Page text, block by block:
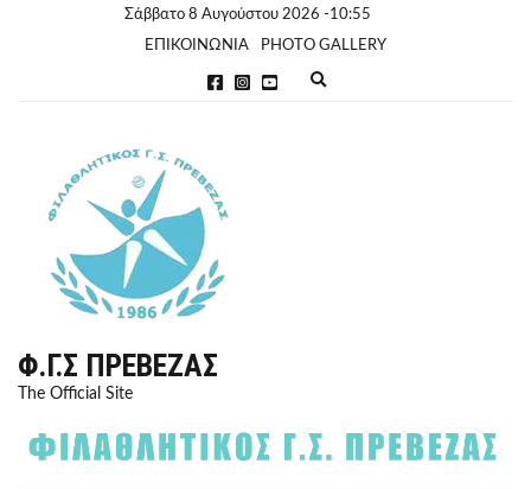
Σάββατο 8 Αυγούστου 2026 -10:55
ΕΠΙΚΟΙΝΩΝΙΑ
PHOTO GALLERY
Φ.Γ.Σ ΠΡΈΒΕΖΑΣ
The Official Site